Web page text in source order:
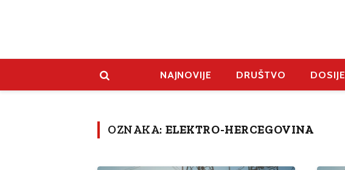
NAJNOVIJE DRUŠTVO DOSIJE
OZNAKA: ELEKTRO-HERCEGOVINA